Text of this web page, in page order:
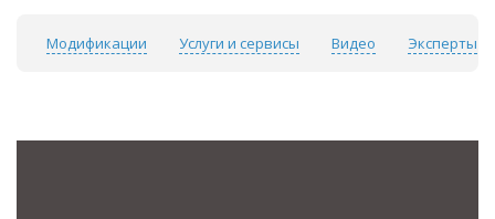
Модификации Услуги и сервисы Видео Эксперты